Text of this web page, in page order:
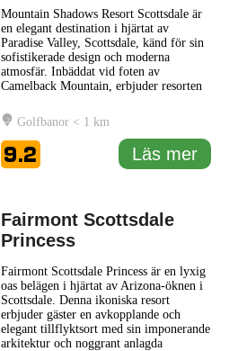
Mountain Shadows Resort Scottsdale är
en elegant destination i hjärtat av
Paradise Valley, Scottsdale, känd för sin
sofistikerade design och moderna
atmosfär. Inbäddat vid foten av
Camelback Mountain, erbjuder resorten
och lyxig komfort, perfekt för både
semesterfirare och affärsresenärer.
Resortens arkitektur är inspirerad av den
klassiska modernismen från 1950-talet,
...
Läs mer
Golfbanor < 1 km
9.2 Läs mer
Fairmont Scottsdale
Princess
Fairmont Scottsdale Princess är en lyxig
oas belägen i hjärtat av Arizona-öknen i
Scottsdale. Denna ikoniska resort
erbjuder gäster en avkopplande och
elegant tillflyktsort med sin imponerande
arkitektur och noggrant anlagda